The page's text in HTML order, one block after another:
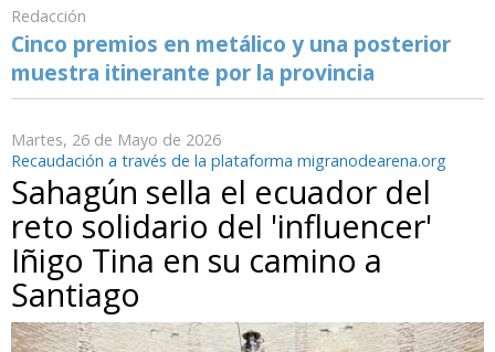
Redacción
Cinco premios en metálico y una posterior
muestra itinerante por la provincia
Martes, 26 de Mayo de 2026
Recaudación a través de la plataforma migranodearena.org
Sahagún sella el ecuador del
reto solidario del 'influencer'
Iñigo Tina en su camino a
Santiago